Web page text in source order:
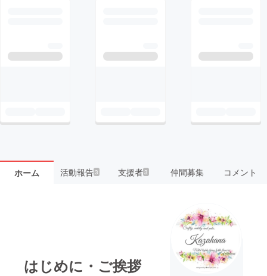
ホーム 活動報告3 支援者3 仲間募集 コメント
はじめに・ご挨拶